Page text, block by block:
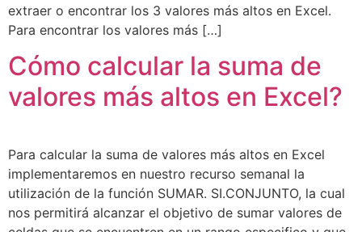
extraer o encontrar los 3 valores más altos en Excel.
Para encontrar los valores más […]
Cómo calcular la suma de
valores más altos en Excel?
Para calcular la suma de valores más altos en Excel
implementaremos en nuestro recurso semanal la
utilización de la función SUMAR. SI.CONJUNTO, la cual
nos permitirá alcanzar el objetivo de sumar valores de